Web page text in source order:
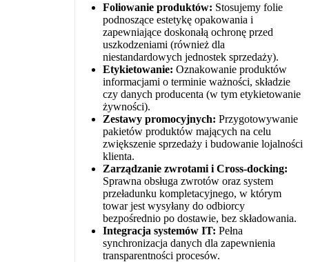
Foliowanie produktów: Stosujemy folie
podnoszące estetykę opakowania i
zapewniające doskonałą ochronę przed
uszkodzeniami (również dla
niestandardowych jednostek sprzedaży).
Etykietowanie: Oznakowanie produktów
informacjami o terminie ważności, składzie
czy danych producenta (w tym etykietowanie
żywności).
Zestawy promocyjnych: Przygotowywanie
pakietów produktów mających na celu
zwiększenie sprzedaży i budowanie lojalności
klienta.
Zarządzanie zwrotami i Cross-docking:
Sprawna obsługa zwrotów oraz system
przeładunku kompletacyjnego, w którym
towar jest wysyłany do odbiorcy
bezpośrednio po dostawie, bez składowania.
Integracja systemów IT: Pełna
synchronizacja danych dla zapewnienia
transparentności procesów.